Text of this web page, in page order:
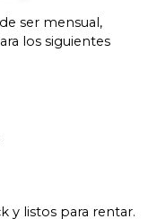
ser mensual,
los siguientes
y listos para rentar.